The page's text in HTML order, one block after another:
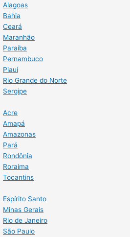
Alagoas
Bahia
Ceará
Maranhão
Paraíba
Pernambuco
Piauí
Rio Grande do Norte
Sergipe
Acre
Amapá
Amazonas
Pará
Rondônia
Roraima
Tocantins
Espírito Santo
Minas Gerais
Rio de Janeiro
São Paulo